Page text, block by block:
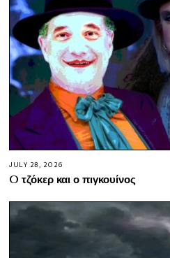
JULY 28, 2026
O τζόκερ και ο πιγκουίνος